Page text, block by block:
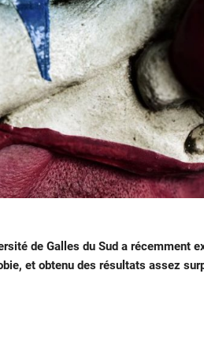
de Galles du Sud a récemment
et obtenu des résultats assez